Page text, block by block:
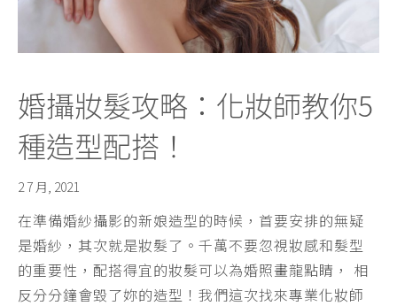
2 7 月, 2021
婚攝妝髮攻略：化妝師教你5
種造型配搭！
在準備婚紗攝影的新娘造型的時候，首要安排的無疑
是婚紗，其次就是妝髮了。千萬不要忽視妝感和髮型
的重要性，配搭得宜的妝髮可以為婚照畫龍點睛， 相
反分分鐘會毀了妳的造型！我們這次找來專業化妝師